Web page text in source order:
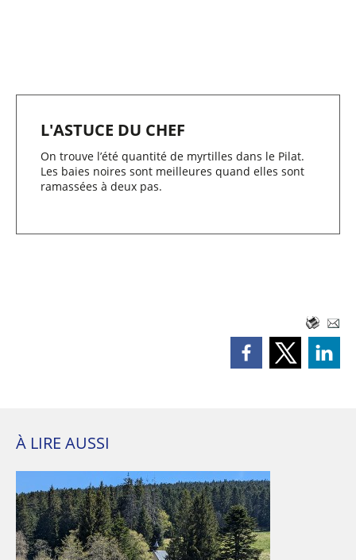
L'ASTUCE DU CHEF
On trouve l’été quantité de myrtilles dans le Pilat.
Les baies noires sont meilleures quand elles sont
ramassées à deux pas.
À LIRE AUSSI